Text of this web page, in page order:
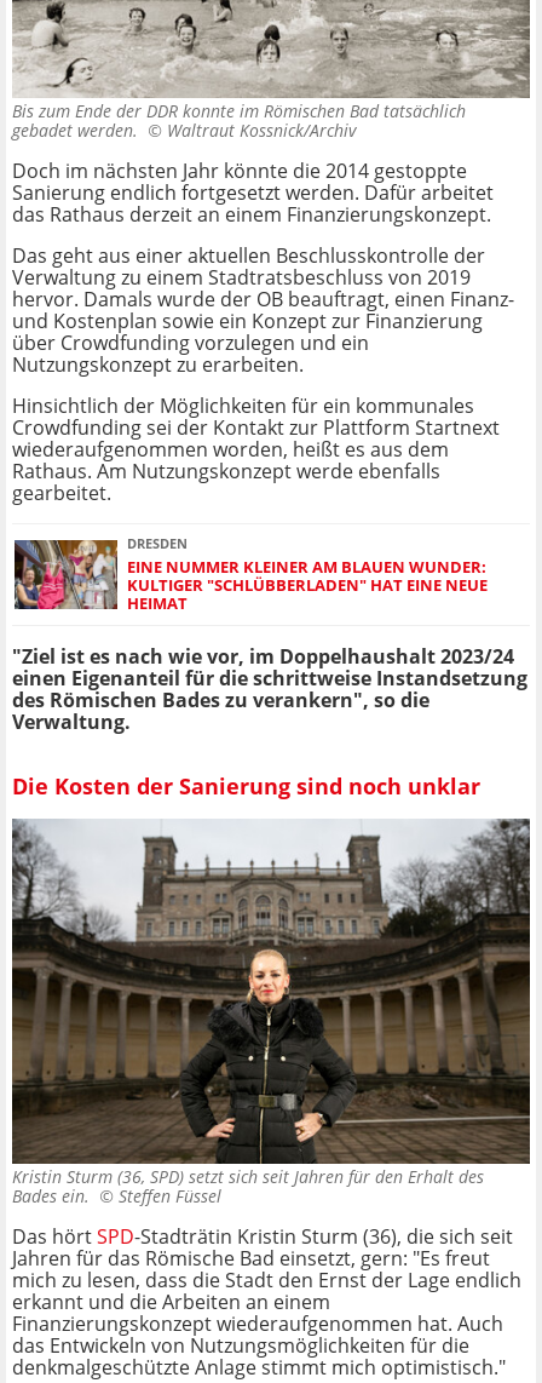
Bis zum Ende der DDR konnte im Römischen Bad tatsächlich
gebadet werden. © Waltraut Kossnick/Archiv
Doch im nächsten Jahr könnte die 2014 gestoppte
Sanierung endlich fortgesetzt werden. Dafür arbeitet
das Rathaus derzeit an einem Finanzierungskonzept.
Das geht aus einer aktuellen Beschlusskontrolle der
Verwaltung zu einem Stadtratsbeschluss von 2019
hervor. Damals wurde der OB beauftragt, einen Finanz-
und Kostenplan sowie ein Konzept zur Finanzierung
über Crowdfunding vorzulegen und ein
Nutzungskonzept zu erarbeiten.
Hinsichtlich der Möglichkeiten für ein kommunales
Crowdfunding sei der Kontakt zur Plattform Startnext
wiederaufgenommen worden, heißt es aus dem
Rathaus. Am Nutzungskonzept werde ebenfalls
gearbeitet.
DRESDEN
EINE NUMMER KLEINER AM BLAUEN WUNDER:
KULTIGER "SCHLÜBBERLADEN" HAT EINE NEUE
HEIMAT
"Ziel ist es nach wie vor, im Doppelhaushalt 2023/24
einen Eigenanteil für die schrittweise Instandsetzung
des Römischen Bades zu verankern", so die
Verwaltung.
Die Kosten der Sanierung sind noch unklar
Kristin Sturm (36, SPD) setzt sich seit Jahren für den Erhalt des
Bades ein. © Steffen Füssel
Das hörtSPD-Stadträtin Kristin Sturm (36), die sich seit
Jahren für das Römische Bad einsetzt, gern: "Es freut
mich zu lesen, dass die Stadt den Ernst der Lage endlich
erkannt und die Arbeiten an einem
Finanzierungskonzept wiederaufgenommen hat. Auch
das Entwickeln von Nutzungsmöglichkeiten für die
denkmalgeschützte Anlage stimmt mich optimistisch."